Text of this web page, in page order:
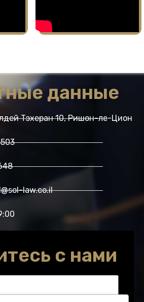
данные
Тэхеран 10, Ришон-ле-Цион
law.co.il
с нами